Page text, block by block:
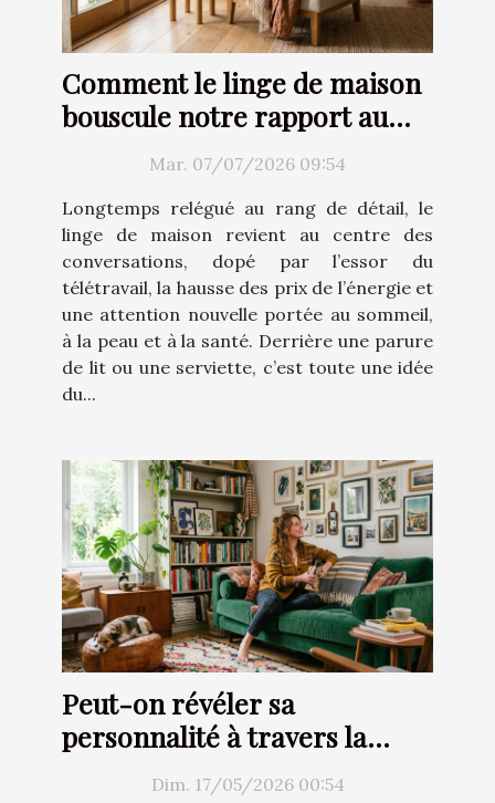
Comment le linge de maison
bouscule notre rapport au
confortMar. 07/07/2026 09:54
Longtemps relégué au rang de détail, le
linge de maison revient au centre des
conversations, dopé par l’essor du
télétravail, la hausse des prix de l’énergie et
une attention nouvelle portée au sommeil,
à la peau et à la santé. Derrière une parure
de lit ou une serviette, c’est toute une idée
du...
Peut-on révéler sa
personnalité à travers la
décoration d’intérieur ?
Dim. 17/05/2026 00:54